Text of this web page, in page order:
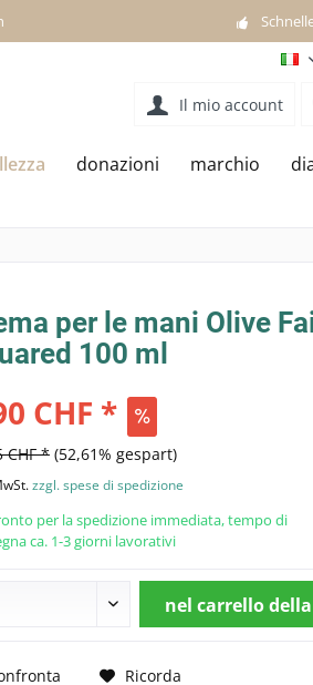
IT
Il mio account
donazioni marchio
per le mani Olive
100 ml
CHF *
CHF * (52,61% gespart)
zzgl. spese di spedizione
per la spedizione immediata, tempo di
ca. 1-3 giorni lavorativi
nel carrello della
Ricorda